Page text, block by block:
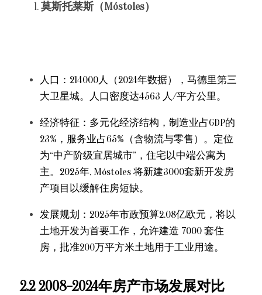
莫斯托莱斯（Móstoles）
人口：214000人（2024年数据），马德里第三
大卫星城。人口密度达4563 人/平方公里。
经济特征：多元化经济结构，制造业占GDP的
23%，服务业占65%（含物流与零售）。定位
为“中产阶级宜居城市”，住宅以中端公寓为
主。2025年, Móstoles 将新建3000套新开发房
产项目以缓解住房短缺。
发展规划：2025年市政预算2.08亿欧元，将以
土地开发为首要工作，允许建造 7000 套住
房，批准200万平方米土地用于工业用途。
2.2 2008-2024年房产市场发展对比